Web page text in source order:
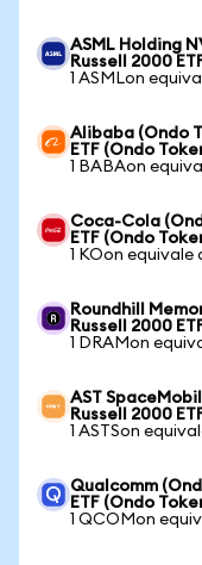
ASML Holding
Russell 2000
1 ASMLon
Alibaba (Ondo
ETF (Ondo
1 BABAon
Coca-Cola
ETF (Ondo
1 KOon
Roundhill
Russell 2000
1 DRAMon
AST
Russell 2000
1 ASTSon
Qualcomm
ETF (Ondo
1 QCOMon